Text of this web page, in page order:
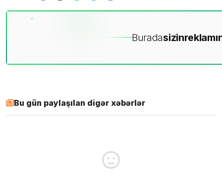
Buradasizin
Bu gün paylaşılan digər xəbərlər